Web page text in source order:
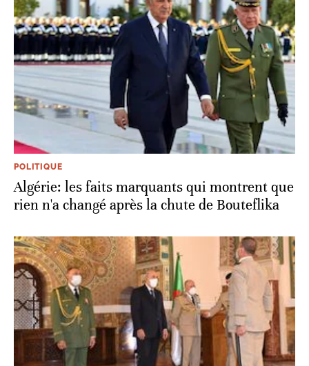
POLITIQUE
Algérie: les faits marquants qui montrent que
rien n'a changé après la chute de Bouteflika